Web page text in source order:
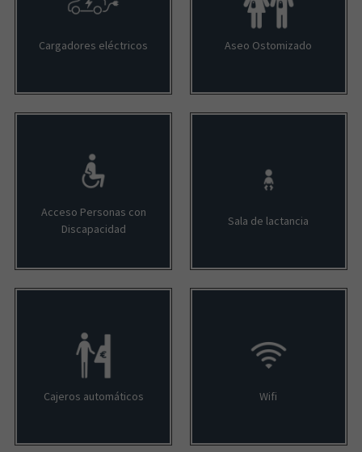
Cargadores eléctricos Aseo Ostomizado
Acceso Personas con
Discapacidad
Sala de lactancia
Cajeros automáticos Wifi